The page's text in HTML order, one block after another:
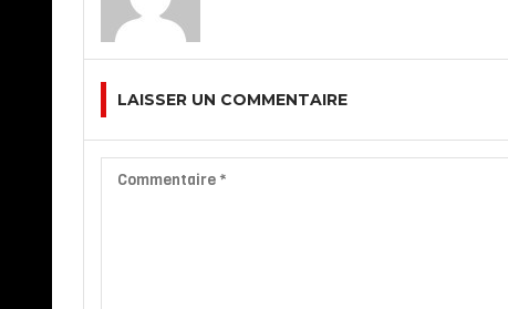
LAISSER UN COMMENTAIRE